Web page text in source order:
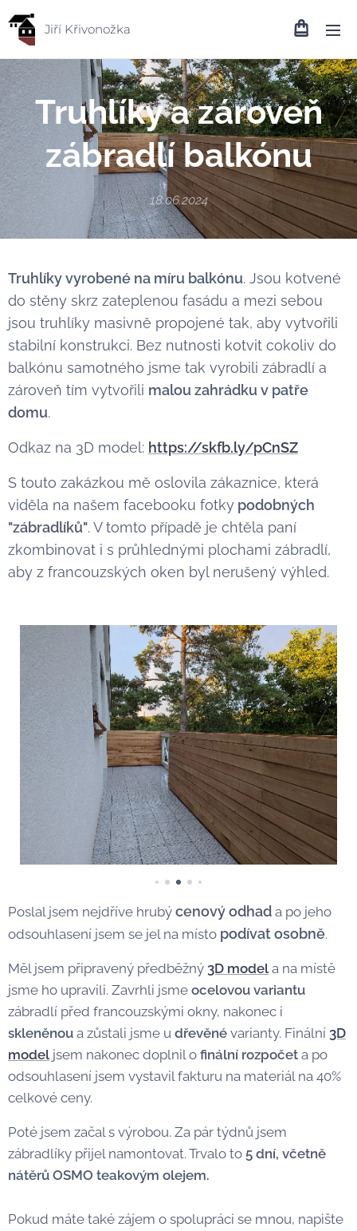
Jiří Křivonožka
Truhlíky a zároveň
zábradlí balkónu
18.06.2024
Truhlíky vyrobené na míru balkónu. Jsou kotvené
do stěny skrz zateplenou fasádu a mezi sebou
jsou truhlíky masivně propojené tak, aby vytvořili
stabilní konstrukci. Bez nutnosti kotvit cokoliv do
balkónu samotného jsme tak vyrobili zábradlí a
zároveň tím vytvořili malou zahrádku v patře
domu.
Odkaz na 3D model: https://skfb.ly/pCnSZ
S touto zakázkou mě oslovila zákaznice, která
viděla na našem facebooku fotky podobných
"zábradlíků". V tomto případě je chtěla paní
zkombinovat i s průhlednými plochami zábradlí,
aby z francouzských oken byl nerušený výhled.
Poslal jsem nejdříve hrubý cenový odhad a po jeho
odsouhlasení jsem se jel na místo podívat osobně.
Měl jsem připravený předběžný 3D model a na místě
jsme ho upravili. Zavrhli jsme ocelovou variantu
zábradlí před francouzskými okny, nakonec i
skleněnou a zůstali jsme u dřevěné varianty. Finální 3D
model jsem nakonec doplnil o finální rozpočet a po
odsouhlasení jsem vystavil fakturu na materiál na 40%
celkové ceny.
Poté jsem začal s výrobou. Za pár týdnů jsem
zábradlíky přijel namontovat. Trvalo to 5 dní, včetně
nátěrů OSMO teakovým olejem.
Pokud máte také zájem o spolupráci se mnou, napište